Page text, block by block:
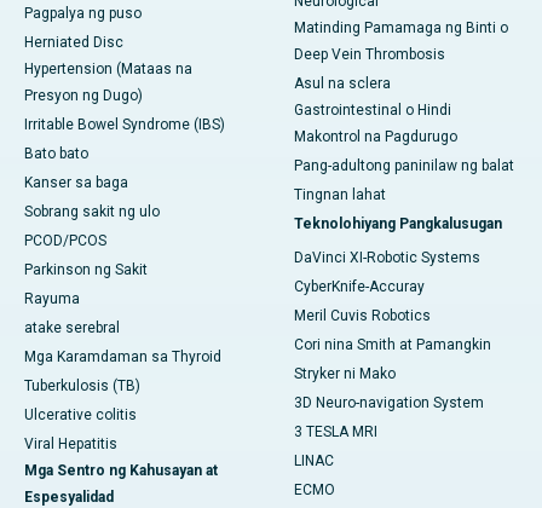
Pagpalya ng puso
Herniated Disc
Hypertension (Mataas na
Presyon ng Dugo)
Irritable Bowel Syndrome (IBS)
Bato bato
Kanser sa baga
Sobrang sakit ng ulo
PCOD/PCOS
Parkinson ng Sakit
Rayuma
atake serebral
Mga Karamdaman sa Thyroid
Tuberkulosis (TB)
Ulcerative colitis
Viral Hepatitis
Mga Sentro ng Kahusayan at
Espesyalidad
Matinding Pamamaga ng Binti o
Deep Vein Thrombosis
Asul na sclera
Gastrointestinal o Hindi
Makontrol na Pagdurugo
Pang-adultong paninilaw ng balat
Tingnan lahat
Teknolohiyang Pangkalusugan
DaVinci XI-Robotic Systems
CyberKnife-Accuray
Meril Cuvis Robotics
Cori nina Smith at Pamangkin
Stryker ni Mako
3D Neuro-navigation System
3 TESLA MRI
LINAC
ECMO